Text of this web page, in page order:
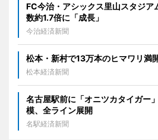
FC今治・アシックス里山スタジ
数約1.7倍に「成長」
今治経済新聞
松本・新村で13万本のヒマワリ
松本経済新聞
名古屋駅前に「オニツカタイガ
模、全ライン展開
名駅経済新聞